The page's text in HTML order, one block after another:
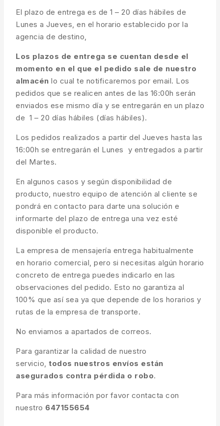
El plazo de entrega es de 1 – 20 días hábiles de
Lunes a Jueves, en el horario establecido por la
agencia de destino,
Los plazos de entrega se cuentan desde el
momento en el que el pedido sale de nuestro
almacén lo cual te notificaremos por email. Los
pedidos que se realicen antes de las 16:00h serán
enviados ese mismo día y se entregarán en un plazo
de 1 – 20 días hábiles (días hábiles).
Los pedidos realizados a partir del Jueves hasta las
16:00h se entregarán el Lunes y entregados a partir
del Martes.
En algunos casos y según disponibilidad de
producto, nuestro equipo de atención al cliente se
pondrá en contacto para darte una solución e
informarte del plazo de entrega una vez esté
disponible el producto.
La empresa de mensajería entrega habitualmente
en horario comercial, pero si necesitas algún horario
concreto de entrega puedes indicarlo en las
observaciones del pedido. Esto no garantiza al
100% que así sea ya que depende de los horarios y
rutas de la empresa de transporte.
No enviamos a apartados de correos.
Para garantizar la calidad de nuestro
servicio, todos nuestros envíos están
asegurados contra pérdida o robo.
Para más información por favor contacta con
nuestro 647155654